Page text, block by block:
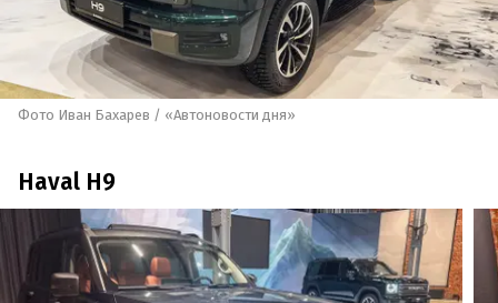
Фото Иван Бахарев / «Автоновости дня»
Haval H9